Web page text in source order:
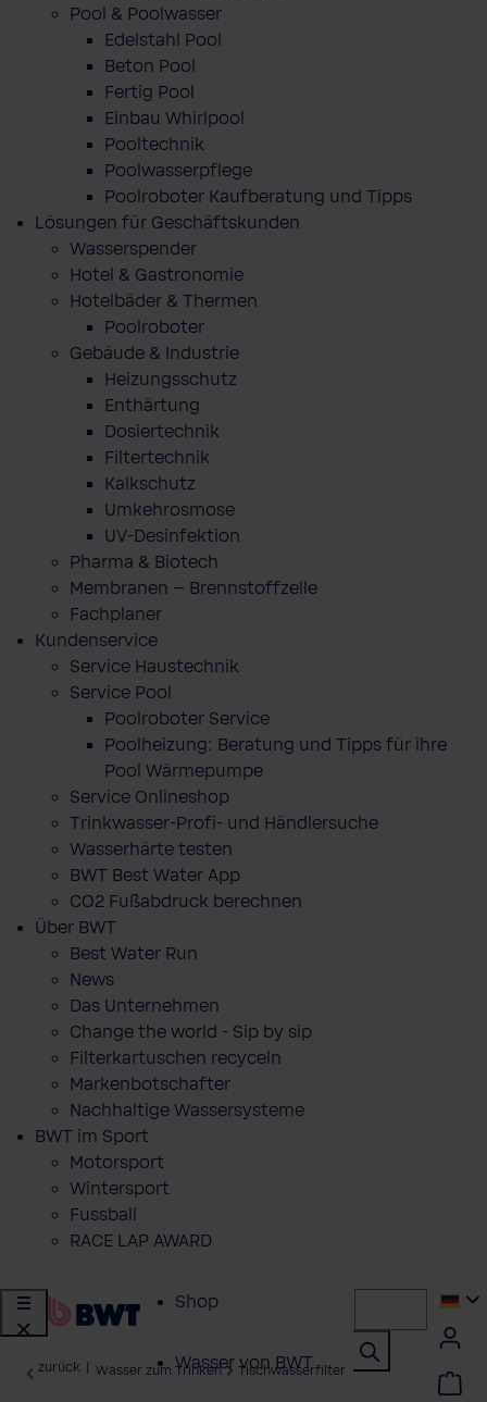
Pool & Poolwasser
Edelstahl Pool
Beton Pool
Fertig Pool
Einbau Whirlpool
Pooltechnik
Poolwasserpflege
Poolroboter Kaufberatung und Tipps
Lösungen für Geschäftskunden
Wasserspender
Hotel & Gastronomie
Hotelbäder & Thermen
Poolroboter
Gebäude & Industrie
Heizungsschutz
Enthärtung
Dosiertechnik
Filtertechnik
Kalkschutz
Umkehrosmose
UV-Desinfektion
Pharma & Biotech
Membranen – Brennstoffzelle
Fachplaner
Kundenservice
Service Haustechnik
Service Pool
Poolroboter Service
Poolheizung: Beratung und Tipps für ihre
Pool Wärmepumpe
Service Onlineshop
Trinkwasser-Profi- und Händlersuche
Wasserhärte testen
BWT Best Water App
CO2 Fußabdruck berechnen
Über BWT
Best Water Run
News
Das Unternehmen
Change the world - Sip by sip
Filterkartuschen recyceln
Markenbotschafter
Nachhaltige Wassersysteme
BWT im Sport
Motorsport
Wintersport
Fussball
RACE LAP AWARD
Shop
Wasser von BWT
zurück Wasser zum Trinken Tischwasserfilter